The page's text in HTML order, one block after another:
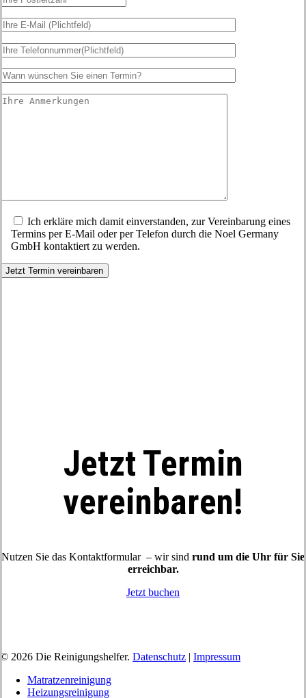
Ich erkläre mich damit einverstanden, zur Vereinbarung eines
Termins per E-Mail oder per Telefon durch die Noel Germany
GmbH kontaktiert zu werden.
Jetzt Termin
vereinbaren!
Nutzen Sie das Kontaktformular – wir sind rund um die Uhr für Sie
erreichbar.
Jetzt buchen
© 2026 Die Reinigungshelfer. Datenschutz | Impressum
Close
Menu
Matratzenreinigung
Heizungsreinigung